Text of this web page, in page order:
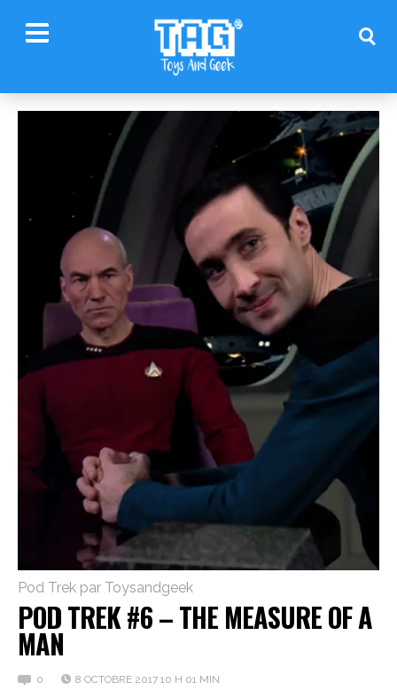
Pod Trek par Toysandgeek
POD TREK #6 – THE MEASURE OF A
MAN
0 8 OCTOBRE 2017 10 H 01 MIN